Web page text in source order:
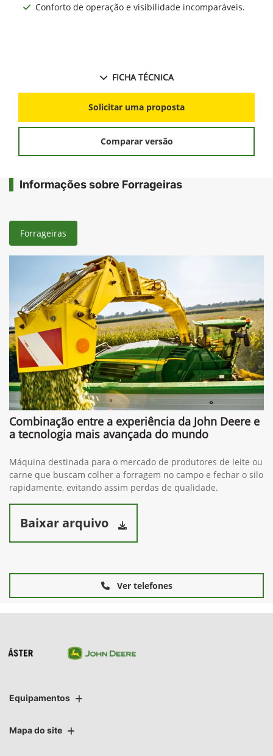
Conforto de operação e visibilidade incomparáveis.
FICHA TÉCNICA
Solicitar uma proposta
Comparar versão
Informações sobre Forrageiras
Forrageiras
Combinação entre a experiência da John Deere e
a tecnologia mais avançada do mundo
Máquina destinada para o mercado de produtores de leite ou
carne que buscam colher a forragem no campo e fechar o silo
rapidamente, evitando assim perdas de qualidade.
Baixar arquivo
Ver telefones
Equipamentos
Mapa do site